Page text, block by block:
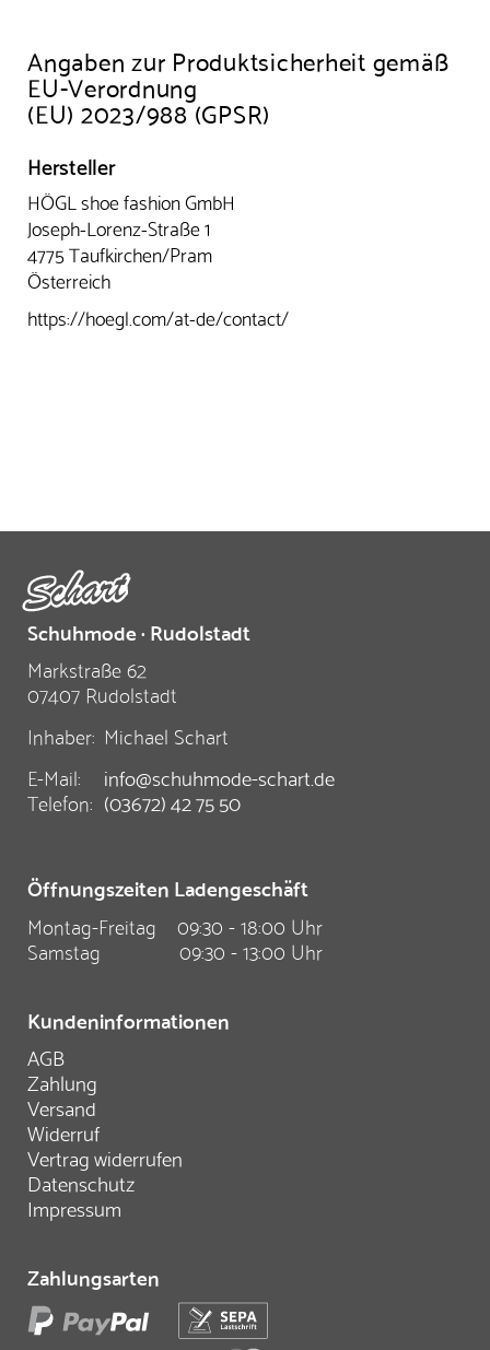
Angaben zur Produktsicherheit gemäß
EU-Verordnung
(EU) 2023/988 (GPSR)
Hersteller
HÖGL shoe fashion GmbH
Joseph-Lorenz-Straße 1
4775 Taufkirchen/Pram
Österreich
https://hoegl.com/at-de/contact/
Schuhmode · Rudolstadt
Markstraße 62
07407 Rudolstadt
Inhaber: Michael Schart
E-Mail:
info@schuhmode-schart.de
Telefon: (03672) 42 75 50
Öffnungszeiten Ladengeschäft
Montag-Freitag
09:30 - 18:00 Uhr
Samstag
09:30 - 13:00 Uhr
Kundeninformationen
AGB
Zahlung
Versand
Widerruf
Vertrag widerrufen
Datenschutz
Impressum
Zahlungsarten